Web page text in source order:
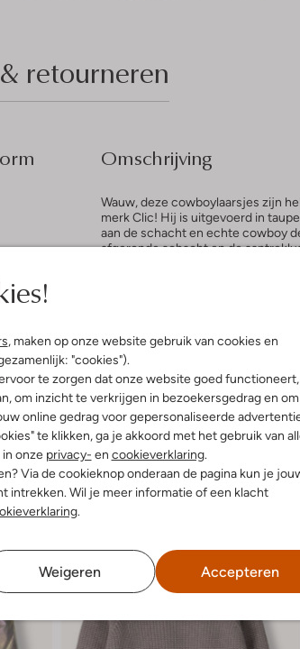
, maken op onze website gebruik van cookies en
"cookies").
te zorgen dat onze website goed
om inzicht te verkrijgen in bezoekersgedrag en
online gedrag voor gepersonaliseerde
te klikken, ga je akkoord met het gebruik van
onze privacy- en cookieverklaring.
Via de cookieknop onderaan de pagina kun je
intrekken. Wil je meer informatie of een klacht
.
Weigeren Accepteren
retourneren
Omschrijving
Wauw, deze cowboylaarsjes zijn
merk Clic! Hij is uitgevoerd in
aan de schacht en echte cowboy
afgeronde schacht en de
gemaakt van leer wat voor een
stiksel in de zoolrand waardoor
heeft een fijn profiel voor genoeg
23 centimeter en een extra leuk
meid al rondlopen met deze